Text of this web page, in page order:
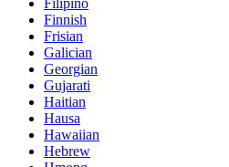
Galician
Georgian
Gujarati
Haitian
Hausa
Hawaiian
Hebrew
Hmong
Hungarian
Icelandic